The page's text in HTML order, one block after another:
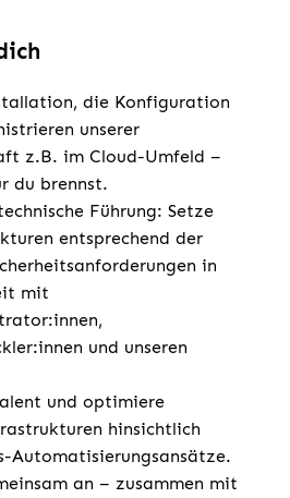
die Konfiguration
unserer
z.B. im Cloud-Umfeld –
du brennst.
Führung: Setze
entsprechend der
in
mit
und unseren
und optimiere
hinsichtlich
Automatisierungsansätze.
an – zusammen mit